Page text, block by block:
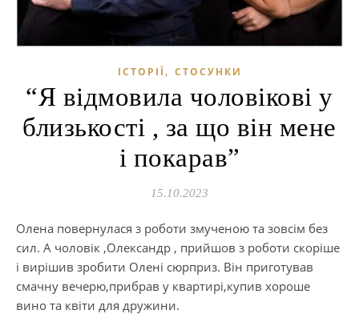
ІСТОРІЇ, СТОСУНКИ
“Я відмовила чоловікові у
близькості , за що він мене
і покарав”
15.10.2023
Олена повернулася з роботи змученою та зовсім без
сил. А чоловік ,Олександр , прийшов з роботи скоріше
і вирішив зробити Олені сюрприз. Він приготував
смачну вечерю,прибрав у квартирі,купив хороше
вино та квіти для дружини.